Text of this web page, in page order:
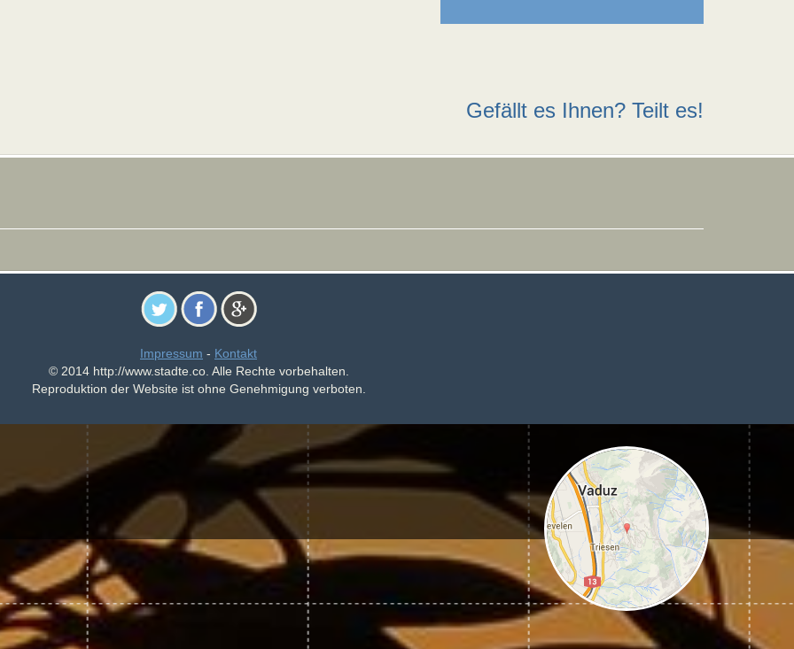
Gefällt es Ihnen? Teilt es!
Impressum - Kontakt
© 2014 http://www.stadte.co. Alle Rechte vorbehalten.
Reproduktion der Website ist ohne Genehmigung verboten.